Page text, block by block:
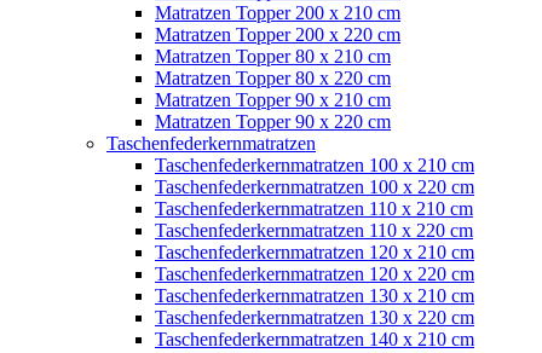
Matratzen Topper 200 x 210 cm
Matratzen Topper 200 x 220 cm
Matratzen Topper 80 x 210 cm
Matratzen Topper 80 x 220 cm
Matratzen Topper 90 x 210 cm
Matratzen Topper 90 x 220 cm
Taschenfederkernmatratzen
Taschenfederkernmatratzen 100 x 210 cm
Taschenfederkernmatratzen 100 x 220 cm
Taschenfederkernmatratzen 110 x 210 cm
Taschenfederkernmatratzen 110 x 220 cm
Taschenfederkernmatratzen 120 x 210 cm
Taschenfederkernmatratzen 120 x 220 cm
Taschenfederkernmatratzen 130 x 210 cm
Taschenfederkernmatratzen 130 x 220 cm
Taschenfederkernmatratzen 140 x 210 cm